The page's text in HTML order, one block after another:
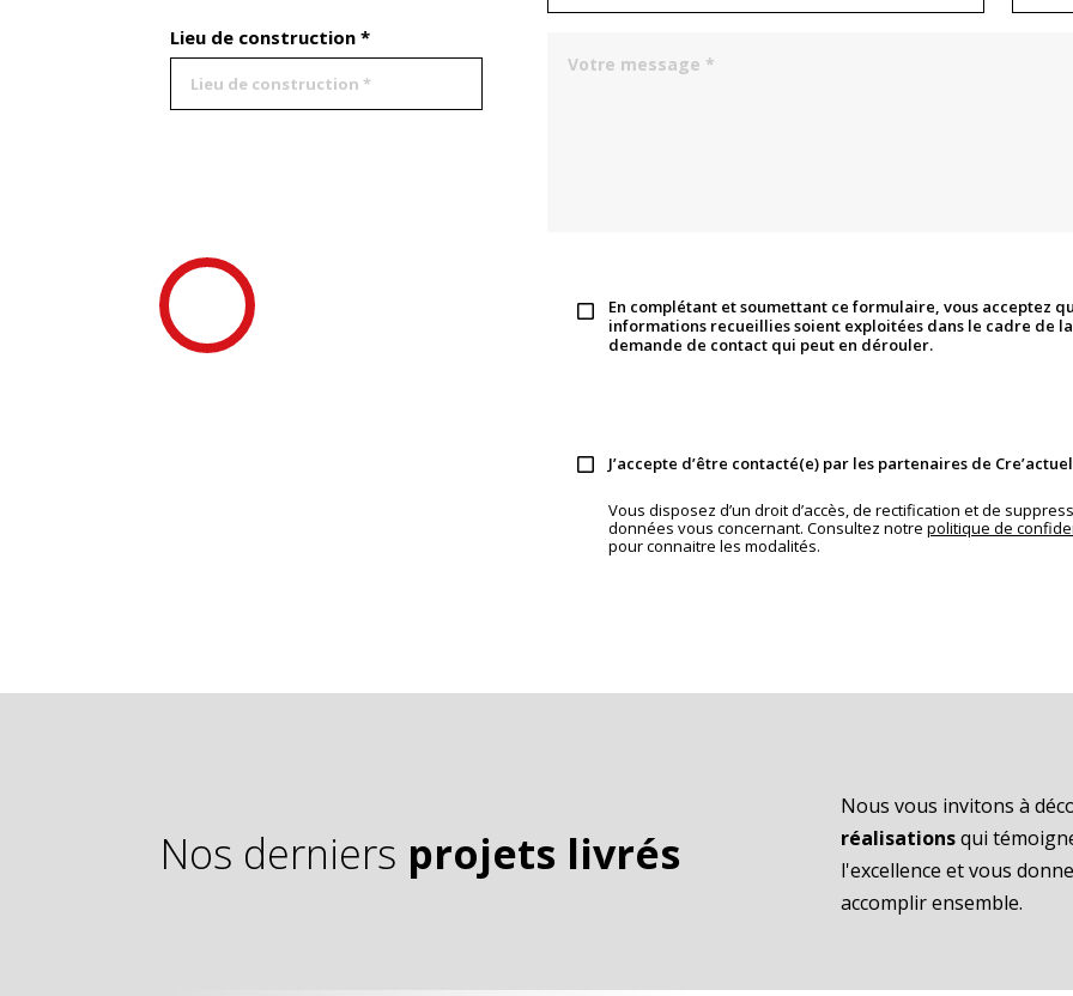
Lieu de construction *
En complétant et soumettant ce formulaire, vous acceptez
informations recueillies soient exploitées dans le cadre de la
demande de contact qui peut en dérouler.
J’accepte d’être contacté(e) par les partenaires de Cre’actuel
Vous disposez d’un droit d’accès, de rectification et de
données vous concernant. Consultez notre politique de
pour connaitre les modalités.
Nos derniers projets livrés
Nous vous invitons à
réalisationsqui
l'excellence et vous
accomplir ensemble.